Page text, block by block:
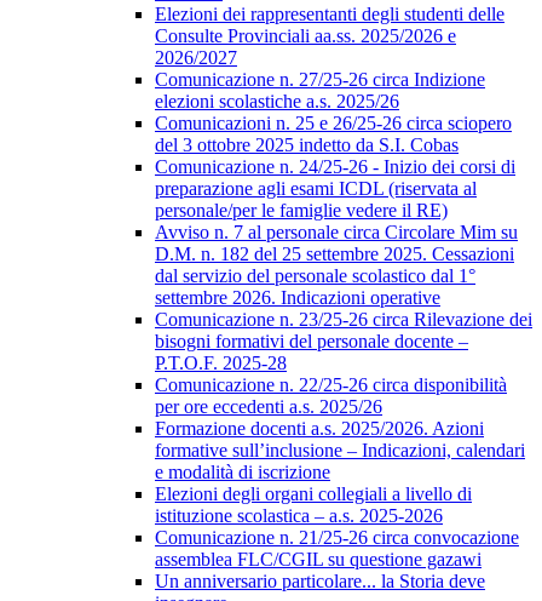
Elezioni dei rappresentanti degli studenti delle
Consulte Provinciali aa.ss. 2025/2026 e
2026/2027
Comunicazione n. 27/25-26 circa Indizione
elezioni scolastiche a.s. 2025/26
Comunicazioni n. 25 e 26/25-26 circa sciopero
del 3 ottobre 2025 indetto da S.I. Cobas
Comunicazione n. 24/25-26 - Inizio dei corsi di
preparazione agli esami ICDL (riservata al
personale/per le famiglie vedere il RE)
Avviso n. 7 al personale circa Circolare Mim su
D.M. n. 182 del 25 settembre 2025. Cessazioni
dal servizio del personale scolastico dal 1°
settembre 2026. Indicazioni operative
Comunicazione n. 23/25-26 circa Rilevazione dei
bisogni formativi del personale docente –
P.T.O.F. 2025-28
Comunicazione n. 22/25-26 circa disponibilità
per ore eccedenti a.s. 2025/26
Formazione docenti a.s. 2025/2026. Azioni
formative sull’inclusione – Indicazioni, calendari
e modalità di iscrizione
Elezioni degli organi collegiali a livello di
istituzione scolastica – a.s. 2025-2026
Comunicazione n. 21/25-26 circa convocazione
assemblea FLC/CGIL su questione gazawi
Un anniversario particolare... la Storia deve